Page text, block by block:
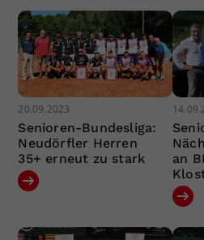
20.09.2023
Senioren-Bundesliga:
Neudörfler Herren
35+ erneut zu stark
an